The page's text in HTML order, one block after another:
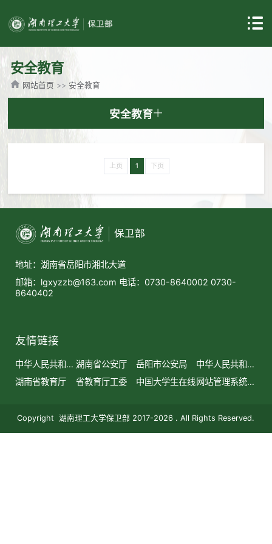
安全教育
安全教育
网站首页 >> 安全教育
上页 1 下页
地址：湖南省岳阳市湘北大道
邮箱：lgxyzzb@163.com 电话：0730-8640002 0730-
8640402
友情链接
中华人民共和国
公安部
湖南省公安厅 岳阳市公安局
中华人民共和国
教育部
湖南省教育厅 省教育厅工委 中国大学生在线网站管理系统后
Copyright 湖南理工大学保卫部 2017-2026 . All Rights Reserved.